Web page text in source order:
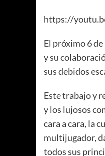
https://
El próximo 6
y su
sus debidos
Este trabajo y
y los lujosos
cara a cara, la
multijugador,
todos sus